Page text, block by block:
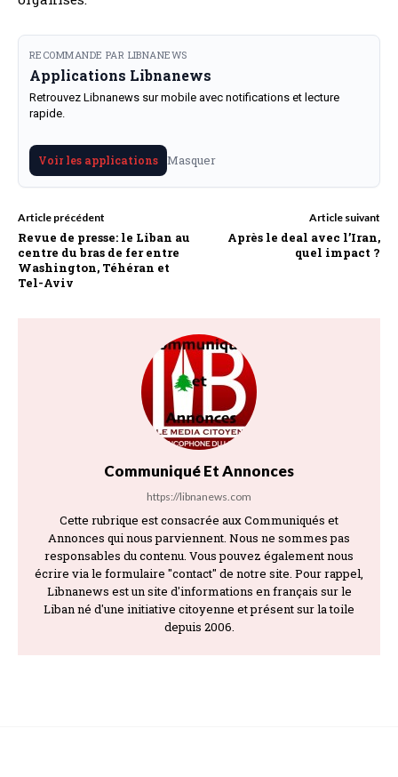
RECOMMANDE PAR LIBNANEWS
Applications Libnanews
Retrouvez Libnanews sur mobile avec notifications et lecture
rapide.
Voir les applications Masquer
Article précédent
Revue de presse: le Liban au
centre du bras de fer entre
Washington, Téhéran et
Tel-Aviv
Article suivant
Après le deal avec l’Iran,
quel impact ?
Communiqué Et Annonces
https://libnanews.com
Cette rubrique est consacrée aux Communiqués et
Annonces qui nous parviennent. Nous ne sommes pas
responsables du contenu. Vous pouvez également nous
écrire via le formulaire "contact" de notre site. Pour rappel,
Libnanews est un site d'informations en français sur le
Liban né d'une initiative citoyenne et présent sur la toile
depuis 2006.